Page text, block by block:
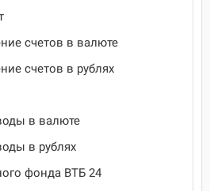
счетов в валюте
счетов в рублях
в валюте
в рублях
фонда ВТБ 24